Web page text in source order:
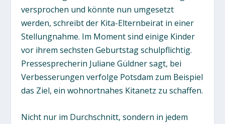
versprochen und könnte nun umgesetzt
werden, schreibt der Kita-Elternbeirat in einer
Stellungnahme. Im Moment sind einige Kinder
vor ihrem sechsten Geburtstag schulpflichtig.
Pressesprecherin Juliane Güldner sagt, bei
Verbesserungen verfolge Potsdam zum Beispiel
das Ziel, ein wohnortnahes Kitanetz zu schaffen.
Nicht nur im Durchschnitt, sondern in jedem